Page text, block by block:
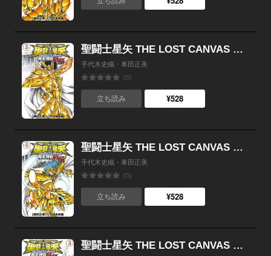
聖闘士星矢 THE LOST CANVAS 冥王神話外伝 （5）
手代木史織・車田正美
(0)
立ち読み ¥528
聖闘士星矢 THE LOST CANVAS 冥王神話外伝 （4）
手代木史織・車田正美
(0)
立ち読み ¥528
聖闘士星矢 THE LOST CANVAS 冥王神話外伝 （3）